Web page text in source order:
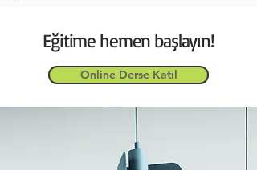
Eğitime hemen başlayın!
Online Derse Katıl